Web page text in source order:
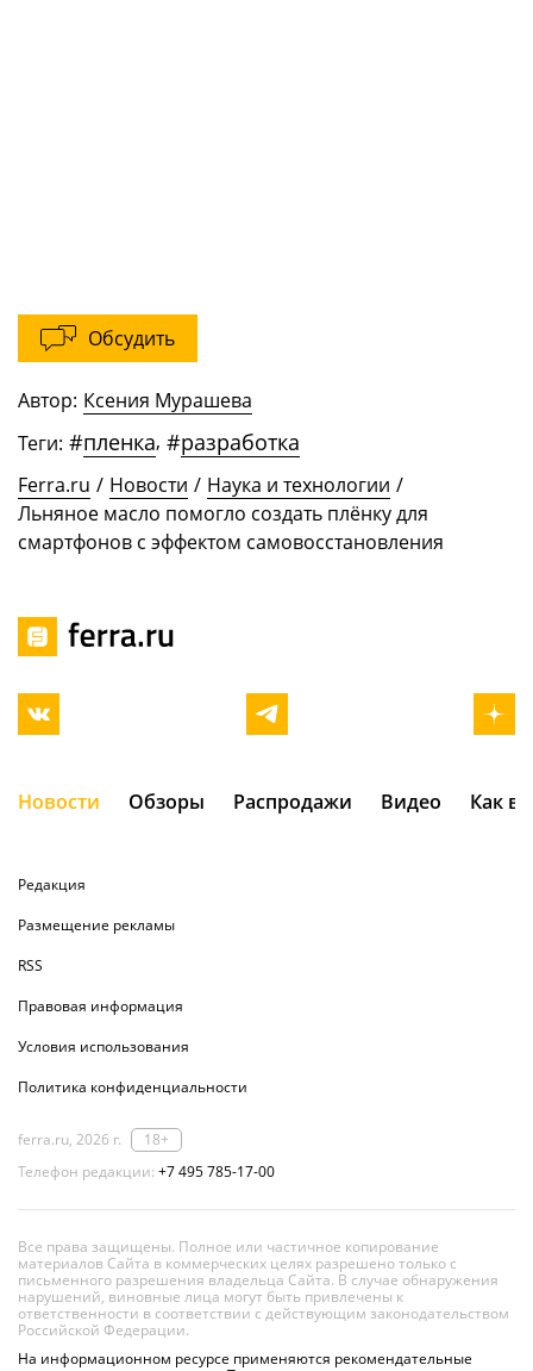
Обсудить
Автор: Ксения Мурашева
Теги: #пленка, #разработка
Ferra.ru / Новости / Наука и технологии /
Льняное масло помогло создать плёнку для
смартфонов с эффектом самовосстановления
Новости Обзоры Распродажи Видео Как
Редакция
Размещение рекламы
RSS
Правовая информация
Условия использования
Политика конфиденциальности
ferra.ru, 2026 г.
18+
Телефон редакции: +7 495 785-17-00
Все права защищены. Полное или частичное копирование
материалов Сайта в коммерческих целях разрешено только с
письменного разрешения владельца Сайта. В случае обнаружения
нарушений, виновные лица могут быть привлечены к
ответственности в соответствии с действующим законодательством
Российской Федерации.
На информационном ресурсе применяются рекомендательные